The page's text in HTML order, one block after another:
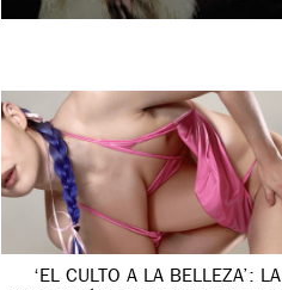
‘EL CULTO A LA BELLEZA’: LA